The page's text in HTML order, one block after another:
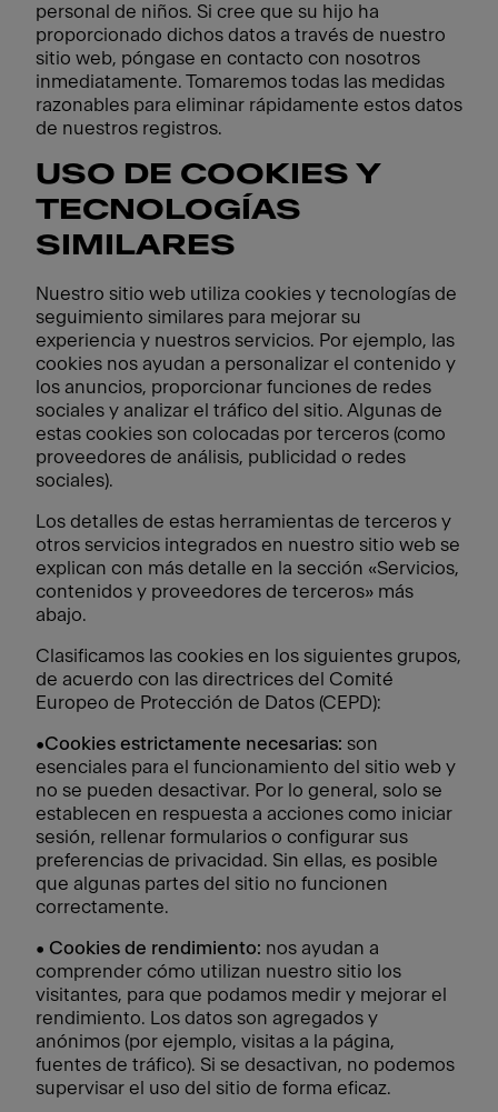
personal de niños. Si cree que su hijo ha
proporcionado dichos datos a través de nuestro
sitio web, póngase en contacto con nosotros
inmediatamente. Tomaremos todas las medidas
razonables para eliminar rápidamente estos datos
de nuestros registros.
USO DE COOKIES Y
TECNOLOGÍAS
SIMILARES
Nuestro sitio web utiliza cookies y tecnologías de
seguimiento similares para mejorar su
experiencia y nuestros servicios. Por ejemplo, las
cookies nos ayudan a personalizar el contenido y
los anuncios, proporcionar funciones de redes
sociales y analizar el tráfico del sitio. Algunas de
estas cookies son colocadas por terceros (como
proveedores de análisis, publicidad o redes
sociales).
Los detalles de estas herramientas de terceros y
otros servicios integrados en nuestro sitio web se
explican con más detalle en la sección «Servicios,
contenidos y proveedores de terceros» más
abajo.
Clasificamos las cookies en los siguientes grupos,
de acuerdo con las directrices del Comité
Europeo de Protección de Datos (CEPD):
•Cookies estrictamente necesarias: son
esenciales para el funcionamiento del sitio web y
no se pueden desactivar. Por lo general, solo se
establecen en respuesta a acciones como iniciar
sesión, rellenar formularios o configurar sus
preferencias de privacidad. Sin ellas, es posible
que algunas partes del sitio no funcionen
correctamente.
• Cookies de rendimiento: nos ayudan a
comprender cómo utilizan nuestro sitio los
visitantes, para que podamos medir y mejorar el
rendimiento. Los datos son agregados y
anónimos (por ejemplo, visitas a la página,
fuentes de tráfico). Si se desactivan, no podemos
supervisar el uso del sitio de forma eficaz.